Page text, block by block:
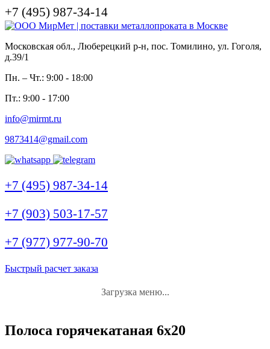
+7 (495) 987-34-14
Московская обл., Люберецкий р-н, пос. Томилино, ул. Гоголя,
д.39/1
Пн. – Чт.: 9:00 - 18:00
Пт.: 9:00 - 17:00
info@mirmt.ru
9873414@gmail.com
+7 (495) 987-34-14
+7 (903) 503-17-57
+7 (977) 977-90-70
Быстрый расчет заказа
Загрузка меню...
Полоса горячекатаная 6x20